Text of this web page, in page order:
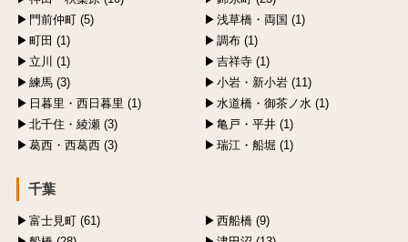
門前仲町 (5)
浅草橋・両国 (1)
町田 (1)
調布 (1)
立川 (1)
吉祥寺 (1)
練馬 (3)
小岩・新小岩 (11)
日暮里・西日暮里 (1)
水道橋・御茶ノ水 (1)
北千住・綾瀬 (3)
亀戸・平井 (1)
葛西・西葛西 (3)
瑞江・船堀 (1)
千葉
富士見町 (61)
西船橋 (9)